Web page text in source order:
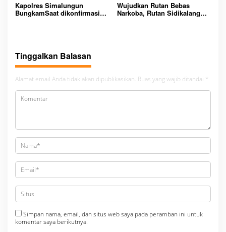
Kapolres Simalungun
BungkamSaat dikonfirmasi
Wujudkan Rutan Bebas
Narkoba, Rutan Sidikalang
Tinggalkan Balasan
Alamat email Anda tidak akan dipublikasikan. Ruas yang wajib ditandai *
Simpan nama, email, dan situs web saya pada peramban ini untuk
komentar saya berikutnya.